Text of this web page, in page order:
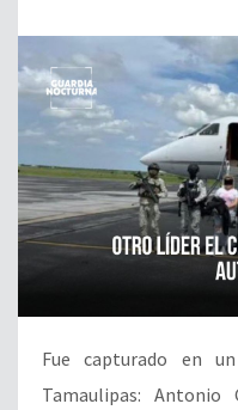
Fue capturado en
Tamaulipas: Antonio